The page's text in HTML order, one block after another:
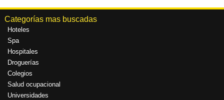
Categorías mas buscadas
Hoteles
Spa
Hospitales
Droguerías
Colegios
Salud ocupacional
Universidades